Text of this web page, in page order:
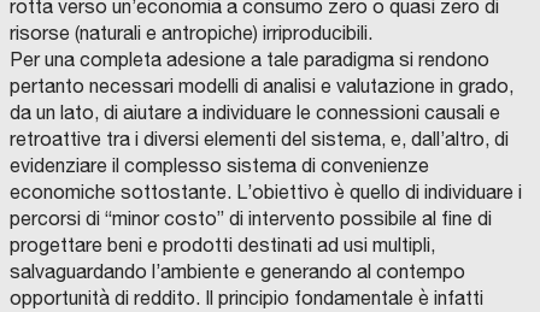
rotta verso un’economia a consumo zero o quasi zero di
risorse (naturali e antropiche) irriproducibili.
Per una completa adesione a tale paradigma si rendono
pertanto necessari modelli di analisi e valutazione in grado,
da un lato, di aiutare a individuare le connessioni causali e
retroattive tra i diversi elementi del sistema, e, dall’altro, di
evidenziare il complesso sistema di convenienze
economiche sottostante. L’obiettivo è quello di individuare i
percorsi di “minor costo” di intervento possibile al fine di
progettare beni e prodotti destinati ad usi multipli,
salvaguardando l’ambiente e generando al contempo
opportunità di reddito. Il principio fondamentale è infatti